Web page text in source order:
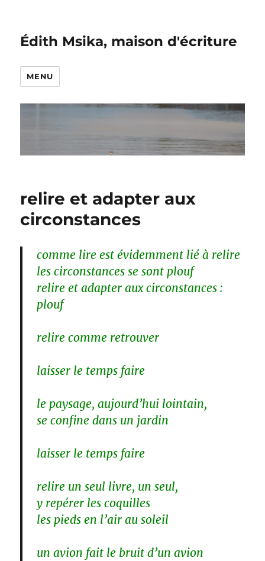
Édith Msika, maison d'écriture
MENU
relire et adapter aux
circonstances
comme lire est évidemment lié à relire
les circonstances se sont plouf
relire et adapter aux circonstances :
plouf
relire comme retrouver
laisser le temps faire
le paysage, aujourd’hui lointain,
se confine dans un jardin
laisser le temps faire
relire un seul livre, un seul,
y repérer les coquilles
les pieds en l’air au soleil
un avion fait le bruit d’un avion